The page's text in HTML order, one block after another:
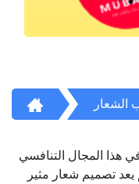
الشعار
هذا المجال التنافسي
تصميم شعار مثير